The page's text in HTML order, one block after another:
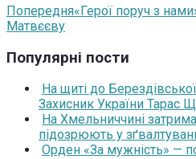
Попередня«Герої поруч з
Матвєєву
Популярні пости
На щиті до
Захисник України Тарас
На Хмельниччині
підозрюють у
Орден «За мужність» —